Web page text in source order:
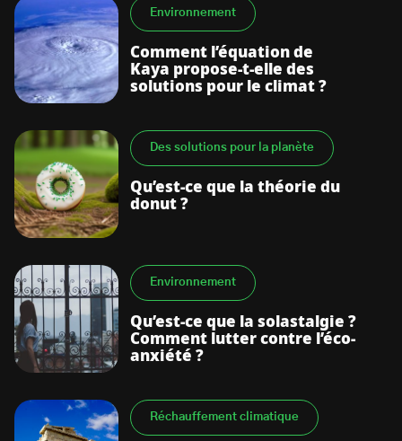
Environnement
Comment l’équation de
Kaya propose-t-elle des
solutions pour le climat ?
Des solutions pour la planète
Qu’est-ce que la théorie du
donut ?
Environnement
Qu’est-ce que la solastalgie ?
Comment lutter contre l’éco-
anxiété ?
Réchauffement climatique